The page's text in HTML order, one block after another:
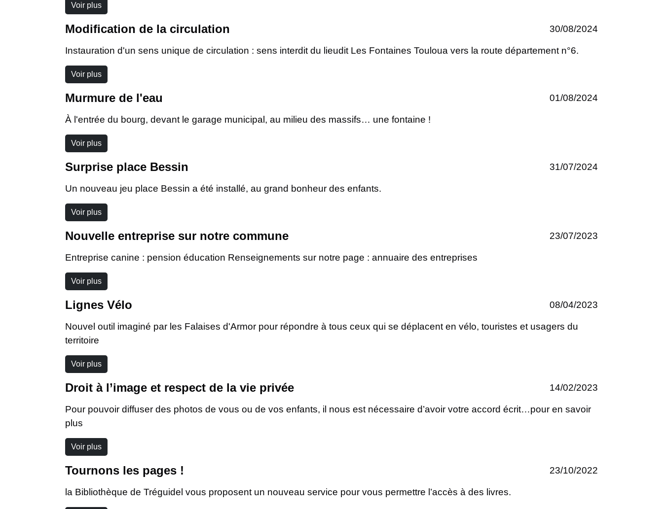
Voir plus
Modification de la circulation 30/08/2024
Instauration d'un sens unique de circulation : sens interdit du lieudit Les Fontaines Touloua vers la route département n°6.
Voir plus
Murmure de l'eau 01/08/2024
À l'entrée du bourg, devant le garage municipal, au milieu des massifs… une fontaine !
Voir plus
Surprise place Bessin 31/07/2024
Un nouveau jeu place Bessin a été installé, au grand bonheur des enfants.
Voir plus
Nouvelle entreprise sur notre commune 23/07/2023
Entreprise canine : pension éducation Renseignements sur notre page : annuaire des entreprises
Voir plus
Lignes Vélo 08/04/2023
Nouvel outil imaginé par les Falaises d'Armor pour répondre à tous ceux qui se déplacent en vélo, touristes et usagers du
territoire
Voir plus
Droit à l’image et respect de la vie privée 14/02/2023
Pour pouvoir diffuser des photos de vous ou de vos enfants, il nous est nécessaire d’avoir votre accord écrit…pour en savoir
plus
Voir plus
Tournons les pages ! 23/10/2022
la Bibliothèque de Tréguidel vous proposent un nouveau service pour vous permettre l’accès à des livres.